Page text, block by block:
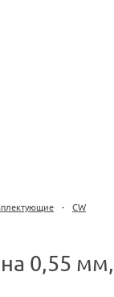
-
CW
0,55 мм,